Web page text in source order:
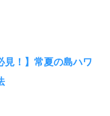
見！】常夏の島ハワ